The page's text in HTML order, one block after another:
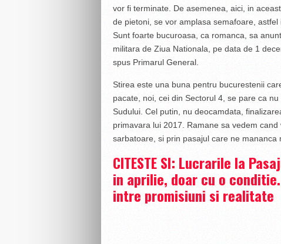
vor fi terminate. De asemenea, aici, in
de pietoni, se vor amplasa semafoare,
Sunt foarte bucuroasa, ca romanca, sa
militara de Ziua Nationala, pe data de 1
spus Primarul General.
Stirea este una buna pentru bucurestenii
pacate, noi, cei din Sectorul 4, se pare ca
Sudului. Cel putin, nu deocamdata,
primavara lui 2017. Ramane sa vedem
sarbatoare, si prin pasajul care ne mananca
CITESTE SI: Lucrarile la
in aprilie, doar cu o
intre promisiuni si realitate